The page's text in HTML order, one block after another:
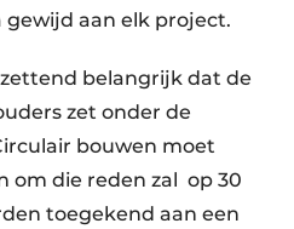
gewijd aan elk project.
belangrijk dat de
zet onder de
bouwen moet
om die reden zal op 30
toegekend aan een